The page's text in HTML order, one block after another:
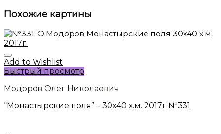
Похожие картины
Add to Wishlist
Быстрый просмотр
Модоров Олег Николаевич
“Монастырские поля” – 30х40 х.м. 2017г №331